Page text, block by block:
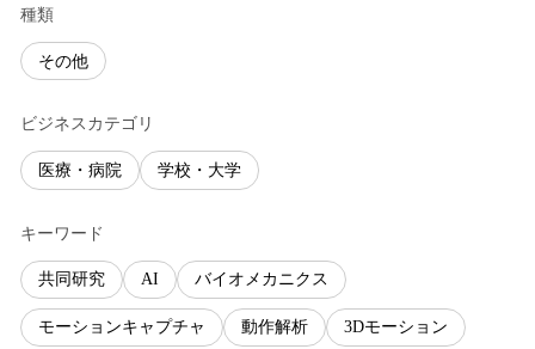
種類
その他
ビジネスカテゴリ
医療・病院 学校・大学
キーワード
共同研究 AI バイオメカニクス
モーションキャプチャ 動作解析 3Dモーション